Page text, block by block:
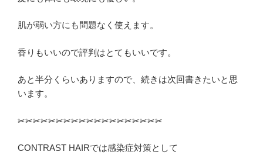
肌が弱い方にも問題なく使えます。
香りもいいので評判はとてもいいです。
あと半分くらいありますので、続きは次回書きたいと思
います。
✂︎✂︎✂︎✂︎✂︎✂︎✂︎✂︎✂︎✂︎✂︎✂︎✂︎✂︎✂︎✂︎✂︎✂︎✂︎
CONTRAST HAIRでは感染症対策として